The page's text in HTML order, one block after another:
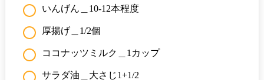
いんげん＿10-12本程度
厚揚げ＿1/2個
ココナッツミルク＿1カップ
サラダ油＿大さじ1+1/2